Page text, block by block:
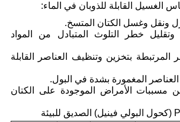
الغسيل القابلة للذوبان في الماء:
ونقل وغسل الكتان المتسخ.
خطر التلوث المتبادل من المواد
المرتبطة بتخزين وتنظيف العناصر القابلة
المغمورة بشدة في البول.
مسببات الأمراض الموجودة على الكتان